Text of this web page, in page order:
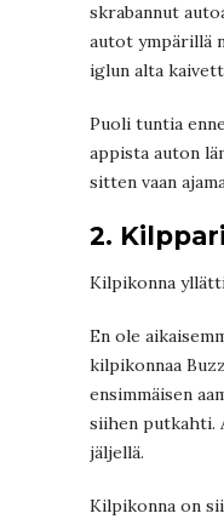
skrabannut
autot ympärillä
iglun alta
Puoli tuntia
appista auton
sitten vaan
2.
Kilpikonna
En ole
kilpikonnaa
ensimmäisen
siihen putkahti.
jäljellä.
Kilpikonna on